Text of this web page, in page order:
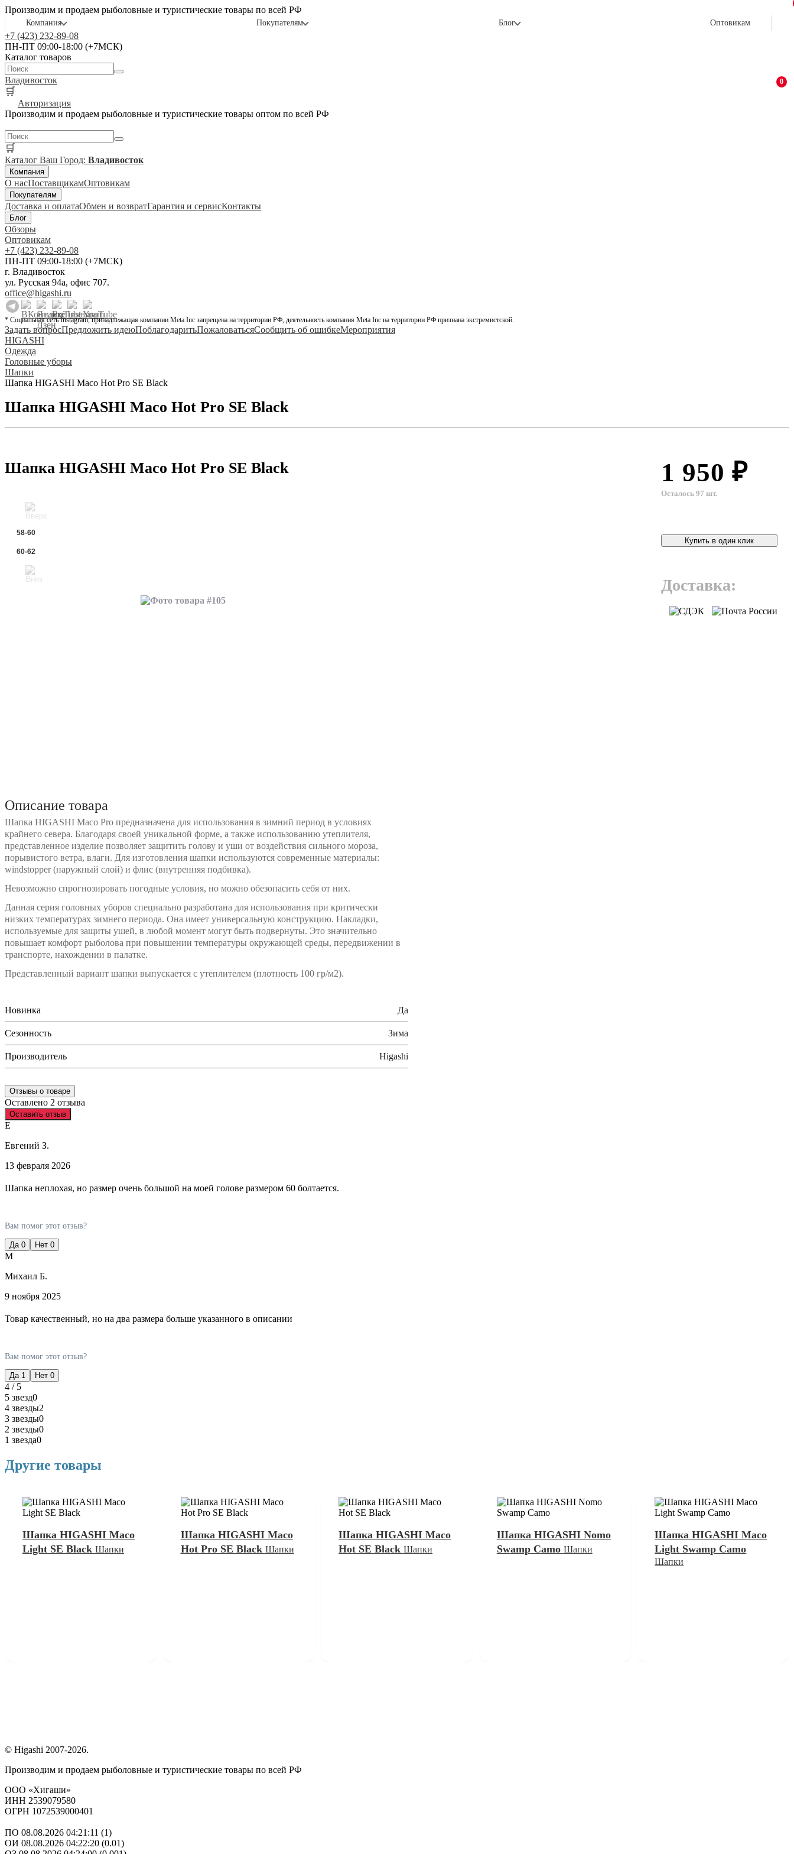
Производим и продаем рыболовные и туристические товары по всей РФ
Компания Покупателям Блог Оптовикам
+7 (423) 232-89-08
ПН-ПТ 09:00-18:00 (+7МСК)
Каталог товаров
Владивосток
🛒
0
Авторизация
Производим и продаем рыболовные и туристические товары оптом по всей РФ
🛒
Каталог Ваш Город: Владивосток
Компания
О насПоставщикамОптовикам
Покупателям
Доставка и оплатаОбмен и возвратГарантия и сервисКонтакты
Блог
Обзоры
Оптовикам
+7 (423) 232-89-08
ПН-ПТ 09:00-18:00 (+7МСК)
г. Владивосток
ул. Русская 94а, офис 707.
office@higashi.ru
* Социальная сеть Instagram, принадлежащая компании Meta Inc запрещена на территории РФ, деятельность компания Meta Inc на территории РФ признана экстремистской.
Задать вопросПредложить идеюПоблагодаритьПожаловатьсяСообщить об ошибкеМероприятия
HIGASHI
Одежда
Головные уборы
Шапки
Шапка HIGASHI Maco Hot Pro SE Black
Шапка HIGASHI Maco Hot Pro SE Black
58-60
60-62
Шапка HIGASHI Maco Hot Pro SE Black 1 950 ₽
Осталось 97 шт.
Купить в один клик
Доставка:
Описание товара
Шапка HIGASHI Maco Pro предназначена для использования в зимний период в условиях
крайнего севера. Благодаря своей уникальной форме, а также использованию утеплителя,
представленное изделие позволяет защитить голову и уши от воздействия сильного мороза,
порывистого ветра, влаги. Для изготовления шапки используются современные материалы:
windstopper (наружный слой) и флис (внутренняя подбивка).
Невозможно спрогнозировать погодные условия, но можно обезопасить себя от них.
Данная серия головных уборов специально разработана для использования при критически
низких температурах зимнего периода. Она имеет универсальную конструкцию. Накладки,
используемые для защиты ушей, в любой момент могут быть подвернуты. Это значительно
повышает комфорт рыболова при повышении температуры окружающей среды, передвижении в
транспорте, нахождении в палатке.
Представленный вариант шапки выпускается с утеплителем (плотность 100 гр/м2).
Новинка Да
Сезонность Зима
Производитель Higashi
Отзывы о товаре
Оставлено 2 отзыва
Оставить отзыв
Е
Евгений З.
13 февраля 2026
Шапка неплохая, но размер очень большой на моей голове размером 60 болтается.
Вам помог этот отзыв?
Да 0 Нет 0
М
Михаил Б.
9 ноября 2025
Товар качественный, но на два размера больше указанного в описании
Вам помог этот отзыв?
Да 1 Нет 0
4 / 5
5 звезд0
4 звезды2
3 звезды0
2 звезды0
1 звезда0
Другие товары
Шапка HIGASHI Maco
Light SE Black Шапки
Шапка HIGASHI Maco
Hot Pro SE Black Шапки
Шапка HIGASHI Maco
Hot SE BlackШапки
Шапка HIGASHI Nomo
Swamp Camo Шапки
Шапка HIGASHI Maco
Light Swamp Camo
Шапки
© Higashi 2007-2026.
Производим и продаем рыболовные и туристические товары по всей РФ
ООО «Хигаши»
ИНН 2539079580
ОГРН 1072539000401
ПО 08.08.2026 04:21:11 (1)
ОИ 08.08.2026 04:22:20 (0.01)